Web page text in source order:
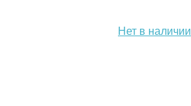
Нет в наличии